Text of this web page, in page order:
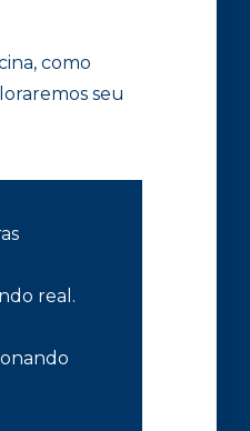
como
seu
real.